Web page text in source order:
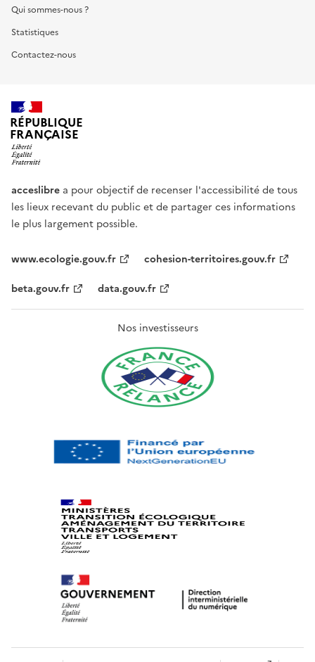
Qui sommes-nous ?
Statistiques
Contactez-nous
RÉPUBLIQUE
FRANÇAISE
acceslibre a pour objectif de recenser l'accessibilité de tous
les lieux recevant du public et de partager ces informations
le plus largement possible.
www.ecologie.gouv.fr
cohesion-territoires.gouv.fr
beta.gouv.fr
data.gouv.fr
Nos investisseurs